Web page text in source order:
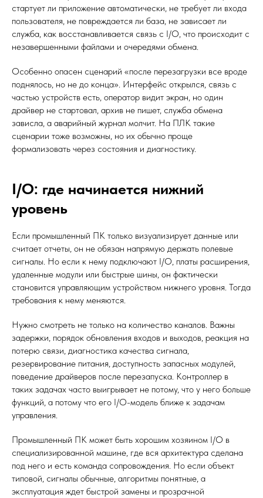
стартует ли приложение автоматически, не требует ли входа
пользователя, не повреждается ли база, не зависает ли
служба, как восстанавливается связь с I/O, что происходит с
незавершенными файлами и очередями обмена.
Особенно опасен сценарий «после перезагрузки все вроде
поднялось, но не до конца». Интерфейс открылся, связь с
частью устройств есть, оператор видит экран, но один
драйвер не стартовал, архив не пишет, служба обмена
зависла, а аварийный журнал молчит. На ПЛК такие
сценарии тоже возможны, но их обычно проще
формализовать через состояния и диагностику.
I/O: где начинается нижний
уровень
Если промышленный ПК только визуализирует данные или
считает отчеты, он не обязан напрямую держать полевые
сигналы. Но если к нему подключают I/O, платы расширения,
удаленные модули или быстрые шины, он фактически
становится управляющим устройством нижнего уровня. Тогда
требования к нему меняются.
Нужно смотреть не только на количество каналов. Важны
задержки, порядок обновления входов и выходов, реакция на
потерю связи, диагностика качества сигнала,
резервирование питания, доступность запасных модулей,
поведение драйверов после перезапуска. Контроллер в
таких задачах часто выигрывает не потому, что у него больше
функций, а потому что его I/O-модель ближе к задачам
управления.
Промышленный ПК может быть хорошим хозяином I/O в
специализированной машине, где вся архитектура сделана
под него и есть команда сопровождения. Но если объект
типовой, сигналы обычные, алгоритмы понятные, а
эксплуатация ждет быстрой замены и прозрачной